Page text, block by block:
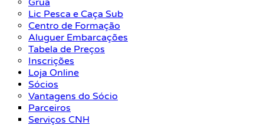
Grua
Lic Pesca e Caça Sub
Centro de Formação
Aluguer Embarcações
Tabela de Preços
Inscrições
Loja Online
Sócios
Vantagens do Sócio
Parceiros
Serviços CNH